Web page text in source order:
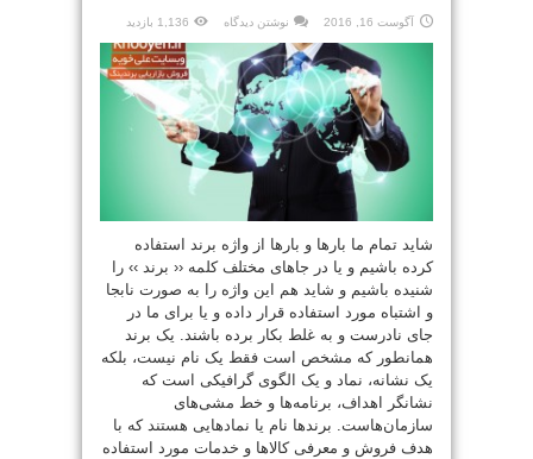
آگوست 16, 2016 نوشتن دیدگاه 1,136 بازدید
شاید تمام ما بارها و بارها از واژه برند استفاده
کرده باشیم و یا در جاهای مختلف کلمه ‹‹ برند ›› را
شنیده باشیم و شاید هم این واژه را به صورت نابجا
و اشتباه مورد استفاده قرار داده و یا برای ما در
جای نادرست و به غلط بکار برده باشند. یک برند
همانطور که مشخص است فقط یک نام نیست، بلکه
یک نشانه، نماد و یک الگوی گرافیکی است که
نشانگر اهداف، برنامه‌ها و خط مشی‌های
سازمان‌هاست. برندها نام یا نمادهایی هستند که با
هدف فروش و معرفی کالاها و خدمات مورد استفاده